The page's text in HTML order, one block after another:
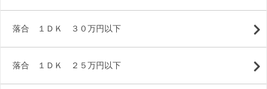
落合 １ＤＫ ３０万円以下
落合 １ＤＫ ２５万円以下